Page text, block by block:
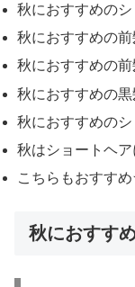
秋におすすめの
秋におすすめの
秋におすすめの
秋におすすめの
秋におすすめの
秋はショートヘア
こちらもおすす
秋におすす